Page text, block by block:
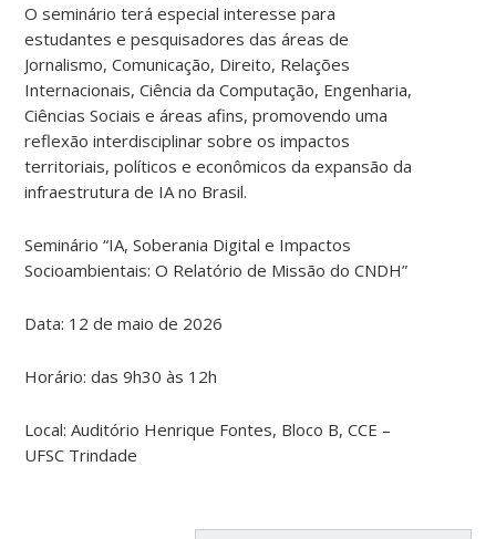
O seminário terá especial interesse para
estudantes e pesquisadores das áreas de
Jornalismo, Comunicação, Direito, Relações
Internacionais, Ciência da Computação, Engenharia,
Ciências Sociais e áreas afins, promovendo uma
reflexão interdisciplinar sobre os impactos
territoriais, políticos e econômicos da expansão da
infraestrutura de IA no Brasil.
Seminário “IA, Soberania Digital e Impactos
Socioambientais: O Relatório de Missão do CNDH”
Data: 12 de maio de 2026
Horário: das 9h30 às 12h
Local: Auditório Henrique Fontes, Bloco B, CCE –
UFSC Trindade